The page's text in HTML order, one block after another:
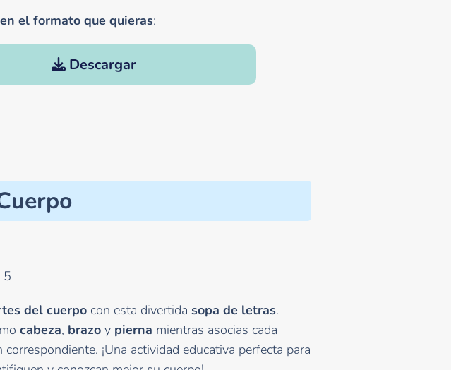
el formato que quieras:
Descargar
5
del cuerpocon esta divertida sopa de letras.
cabeza, brazoy pierna mientras asocias cada
¡Una actividad educativa perfecta para